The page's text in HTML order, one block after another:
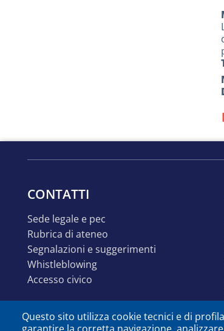
CONTATTI
sede legale e pec
rubrica di ateneo
segnalazioni e suggerimenti
whistleblowing
accesso civico
Questo sito utilizza cookie tecnici e di